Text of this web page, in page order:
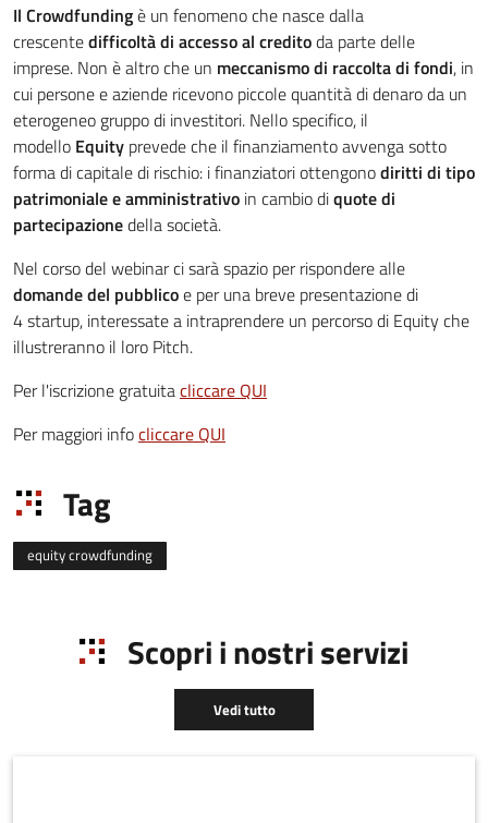
Il Crowdfundingè un fenomeno che nasce dalla
crescentedifficoltà di accesso al creditoda parte delle
imprese. Non è altro che un meccanismo di raccolta di fondi, in
cui persone e aziende ricevono piccole quantità di denaro da un
eterogeneo gruppo di investitori. Nello specifico, il
modello Equity prevede che il finanziamento avvenga sotto
forma di capitale di rischio: i finanziatori ottengonodiritti di tipo
patrimoniale e amministrativo in cambio diquote di
partecipazionedella società.
Nel corso del webinar ci sarà spazio per rispondere alle
domande del pubblicoe per una breve presentazione di
4 startup, interessate a intraprendere un percorso di Equity che
illustreranno il loro Pitch.
Per l'iscrizione gratuitacliccare QUI
Per maggiori infocliccare QUI
Tag
equity crowdfunding
Scopri i nostri servizi
Vedi tutto